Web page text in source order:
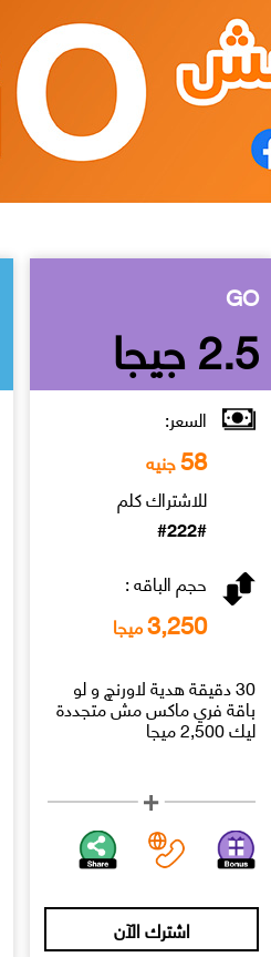
GO
2.5 جيجا
السعر:
58جنيه
للاشتراك كلم
#222#
حجم الباقه :
3,250ميجا
30 دقيقة هدية لاورنچ و لو
باقة فري ماكس مش متجددة
ليك 2,500 ميجا
اشترك الآن